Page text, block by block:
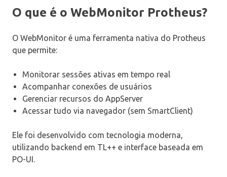
O que é o WebMonitor Protheus?
O WebMonitor é uma ferramenta nativa do Protheus
que permite:
Monitorar sessões ativas em tempo real
Acompanhar conexões de usuários
Gerenciar recursos do AppServer
Acessar tudo via navegador (sem SmartClient)
Ele foi desenvolvido com tecnologia moderna,
utilizando backend em TL++ e interface baseada em
PO-UI.